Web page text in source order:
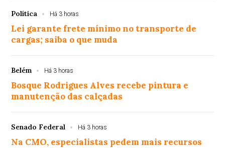
Política Há 3 horas
Lei garante frete mínimo no transporte de
cargas; saiba o que muda
Belém Há 3 horas
Bosque Rodrigues Alves recebe pintura e
manutenção das calçadas
Senado Federal Há 3 horas
Na CMO, especialistas pedem mais recursos